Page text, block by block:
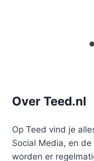
Over Teed.nl
Op Teed vind je
Social Media, en
worden er